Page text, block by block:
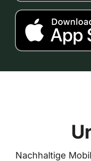
Nachhaltige